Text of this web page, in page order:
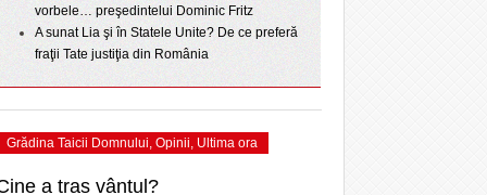
SFATURI JURIDICE
vorbele… preşedintelui Dominic Fritz
A sunat Lia şi în Statele Unite? De ce preferă
fraţii Tate justiţia din România
Grădina Taicii Domnului, Opinii, Ultima ora
a tras vântul?